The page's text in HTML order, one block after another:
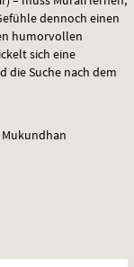
dennoch einen
humorvollen
sich eine
die Suche nach dem